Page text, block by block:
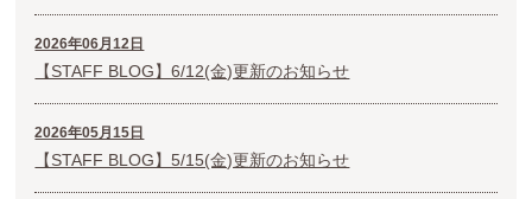
2026年06月12日
【STAFF BLOG】6/12(金)更新のお知らせ
2026年05月15日
【STAFF BLOG】5/15(金)更新のお知らせ